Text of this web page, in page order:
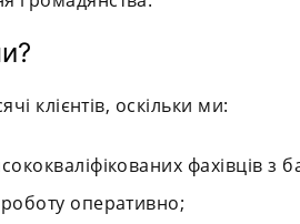
клієнтів, оскільки ми:
фахівців з
оперативно;